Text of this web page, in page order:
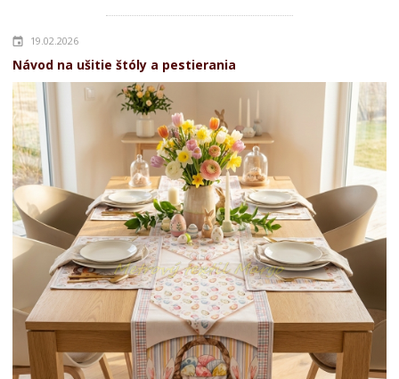
19.02.2026
Návod na ušitie štóly a pestierania